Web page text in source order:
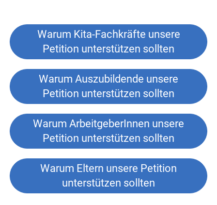
Warum Kita-Fachkräfte unsere
Petition unterstützen sollten
Warum Auszubildende unsere
Petition unterstützen sollten
Warum ArbeitgeberInnen unsere
Petition unterstützen sollten
Warum Eltern unsere Petition
unterstützen sollten